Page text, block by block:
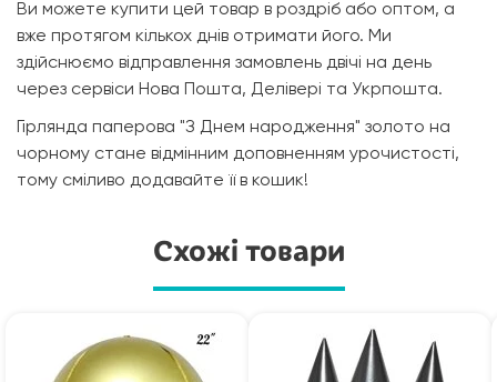
Ви можете купити цей товар в роздріб або оптом, а
вже протягом кількох днів отримати його. Ми
здійснюємо відправлення замовлень двічі на день
через сервіси Нова Пошта, Делівері та Укрпошта.
Гірлянда паперова "З Днем народження" золото на
чорному стане відмінним доповненням урочистості,
тому сміливо додавайте її в кошик!
Схожі товари